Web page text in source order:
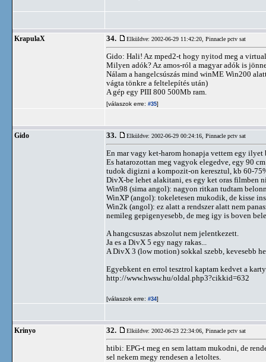
KrapulaX 34. Elküldve: 2002-06-29 11:42:20, Pinnacle pctv sat
Gido: Hali! Az mped2-t hogy nyitod meg a
Milyen adók? Az amos-ról a magyar adók is
Nálam a hangelcsúszás mind winME Win200
vágta tönkre a feltelepítés után)
A gép egy PIII 800 500Mb ram.
[válaszok erre: #35]
Gido 33. Elküldve: 2002-06-29 00:24:16, Pinnacle pctv sat
En mar vagy ket-harom honapja vettem egy ilyet
Es hatarozottan meg vagyok elegedve, egy 90
tudok digizni a kompozit-on keresztul, kb 60-
DivX-be lehet alakitani, es egy ket oras filmben
Win98 (sima angol): nagyon ritkan tudtam
WinXP (angol): tokeletesen mukodik, de kisse
Win2k (angol): ez alatt a rendszer alatt nem
nemileg gepigenyesebb, de meg igy is boven
A hangcsuszas abszolut nem jelentkezett.
Ja es a DivX 5 egy nagy rakas...
A DivX 3 (low motion) sokkal szebb, kevesebb
Egyebkent en errol tesztrol kaptam kedvet a
http://www.hwsw.hu/oldal.php3?cikkid=632
[válaszok erre: #34]
Krinyo 32. Elküldve: 2002-06-23 22:34:06, Pinnacle pctv sat
htibi: EPG-t meg en sem lattam mukodni, de
sel nekem megy rendesen a letoltes.